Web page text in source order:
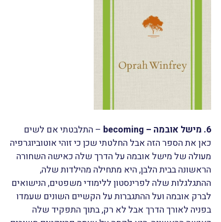
6. מישל אובמה – becoming
– התלבטתי אם לשים
כאן את הספר הזה אבל החלטתי שכן כי זוהי אוטוביוגרפיה
מעולה של מישל אובמה על הדרך שלה כאישה השחורה
הראשונה בבית הלבן, היא מתחילה מהילדות שלה,
ההתגלגלות שלה לפרינסטון ללימודי משפטים, הנישואים
לברק אובמה ועל ההתגברות על הקשיים השונים שעמדו
בפניה לאורך הדרך אבל לא רק, בתוך התפקיד שלה